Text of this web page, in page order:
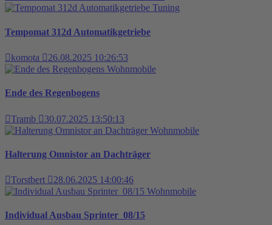
Tuning
Tempomat 312d Automatikgetriebe
komota
26.08.2025 10:26:53
Wohnmobile
Ende des Regenbogens
Tramb
30.07.2025 13:50:13
Wohnmobile
Halterung Omnistor an Dachträger
Torstbert
28.06.2025 14:00:46
Wohnmobile
Individual Ausbau Sprinter_08/15